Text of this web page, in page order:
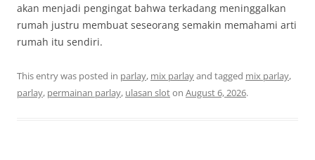
akan menjadi pengingat bahwa terkadang meninggalkan
rumah justru membuat seseorang semakin memahami arti
rumah itu sendiri.
This entry was posted in parlay, mix parlayand tagged mix parlay,
parlay, permainan parlay, ulasan sloton August 6, 2026.